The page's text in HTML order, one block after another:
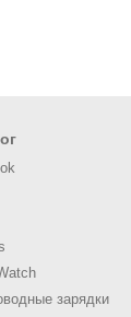
зарядки